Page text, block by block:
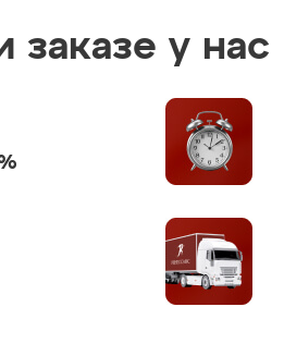
заказе у нас